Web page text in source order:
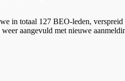
in totaal 127 BEO-leden, verspreid
aangevuld met nieuwe